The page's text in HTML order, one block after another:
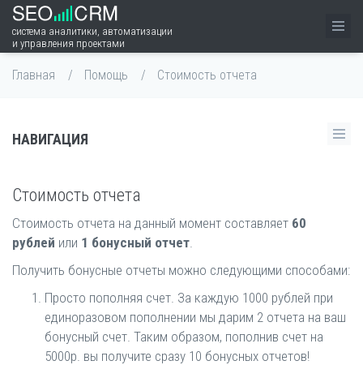
система аналитики, автоматизации
и управления проектами
Главная Помощь Стоимость отчета
НАВИГАЦИЯ
Стоимость отчета
Стоимость отчета на данный момент составляет 60
рублей или 1 бонусный отчет.
Получить бонусные отчеты можно следующими способами:
Просто пополняя счет. За каждую 1000 рублей при
единоразовом пополнении мы дарим 2 отчета на ваш
бонусный счет. Таким образом, пополнив счет на
5000р. вы получите сразу 10 бонусных отчетов!